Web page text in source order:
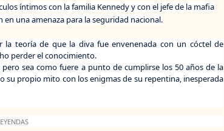
íntimos con la familia Kennedy y con el jefe de la mafia
en una amenaza para la seguridad nacional.
la teoría de que la diva fue envenenada con un cóctel de
perder el conocimiento.
sea como fuere a punto de cumplirse los 50 años de la
su propio mito con los enigmas de su repentina, inesperada